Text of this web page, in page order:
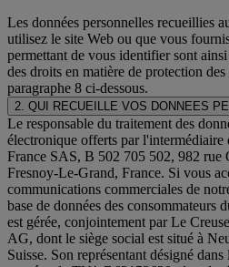
Les données personnelles recueillies
utilisez le site Web ou que vous
permettant de vous identifier sont
des droits en matière de protection des
paragraphe 8 ci-dessous.
2. QUI RECUEILLE VOS DONNEES
Le responsable du traitement des
électronique offerts par l'intermédiaire
France SAS, B 502 705 502, 982 rue
Fresnoy-Le-Grand, France. Si vous
communications commerciales de
base de données des consommateurs
est gérée, conjointement par Le
AG, dont le siège social est situé à
Suisse. Son représentant désigné